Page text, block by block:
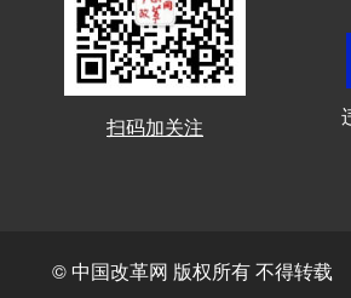
扫码加关注
© 中国改革网 版权所有 不得转载